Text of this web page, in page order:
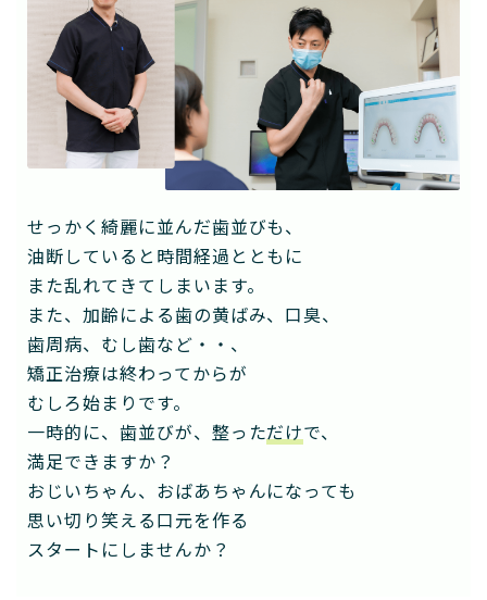
せっかく綺麗に並んだ歯並びも、
油断していると時間経過とともに
また乱れてきてしまいます。
また、加齢による歯の黄ばみ、口臭、
歯周病、むし歯など・・、
矯正治療は終わってからが
むしろ始まりです。
一時的に、歯並びが、整っただけで、
満足できますか？
おじいちゃん、おばあちゃんになっても
思い切り笑える口元を作る
スタートにしませんか？